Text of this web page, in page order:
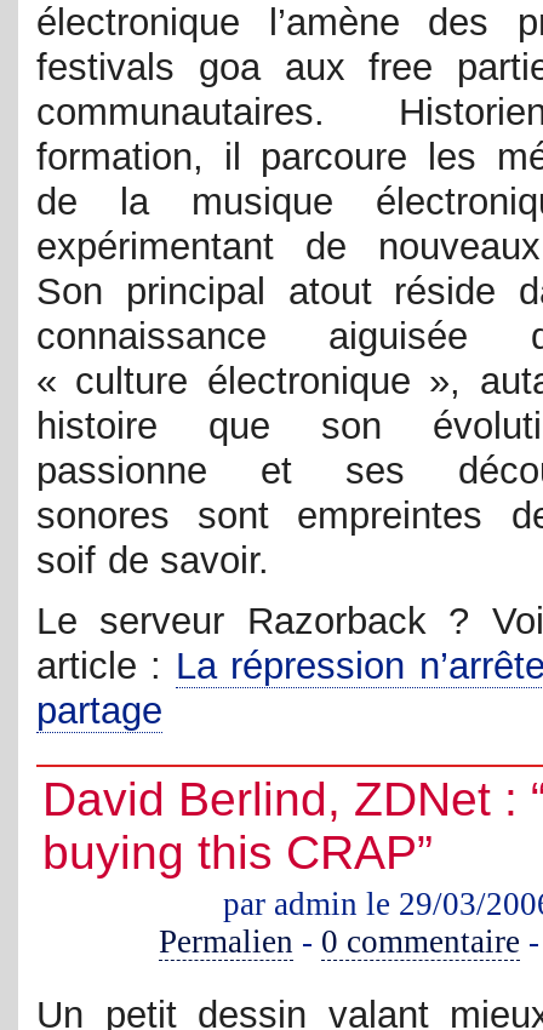
électronique l’amène des
festivals goa aux free
communautaires.
formation, il parcoure les
de la musique
expérimentant de
Son principal atout réside
connaissance
« culture électronique »,
histoire que son
passionne et ses
sonores sont empreintes
soif de savoir.
Le serveur Razorback ?
article : La répression
partage
David Berlind, ZDNet :
buying this CRAP”
par admin le 29/03/
Permalien - 0 commentaire
Un petit dessin valant